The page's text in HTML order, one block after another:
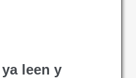
leen y